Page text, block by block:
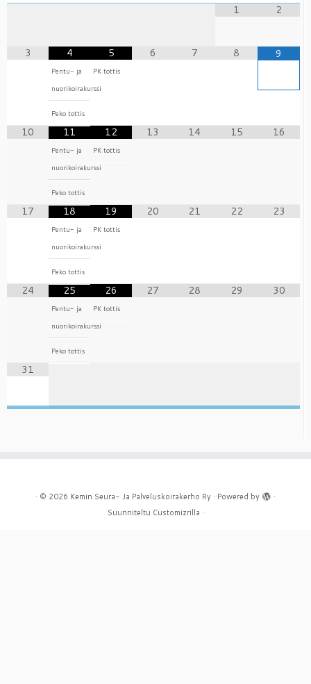
1
2
3 4
Pentu- ja
nuorikoirakurssi
Peko tottis
5
PK tottis
6 7 8 9
10 11
Pentu- ja
nuorikoirakurssi
Peko tottis
12
PK tottis
13 14 15 16
17 18
Pentu- ja
nuorikoirakurssi
Peko tottis
19
PK tottis
20 21 22 23
24 25
Pentu- ja
nuorikoirakurssi
Peko tottis
26
PK tottis
27 28 29 30
31
· © 2026 Kemin Seura- Ja Palveluskoirakerho Ry · Powered by
·
Suunniteltu Customizrilla ·